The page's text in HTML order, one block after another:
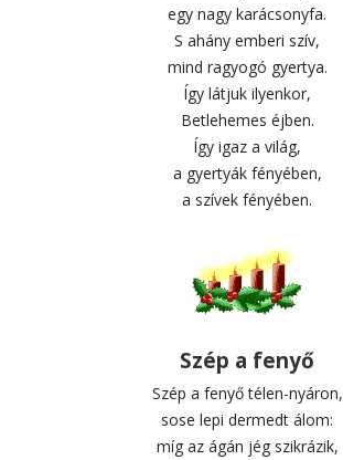
egy nagy karácsonyfa.
S ahány emberi szív,
mind ragyogó gyertya.
Így látjuk ilyenkor,
Betlehemes éjben.
Így igaz a világ,
a gyertyák fényében,
a szívek fényében.
Szép a fenyő
Szép a fenyő télen-nyáron,
sose lepi dermedt álom:
míg az ágán jég szikrázik,